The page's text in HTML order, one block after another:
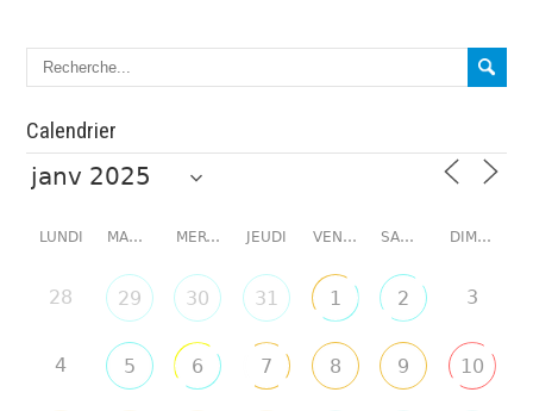
Calendrier
LUNDI MARDI MERCREDI JEUDI VENDREDI SAMEDI DIMANCHE
28 29 30 31 1 2 3
4 5 6 7 8 9 10